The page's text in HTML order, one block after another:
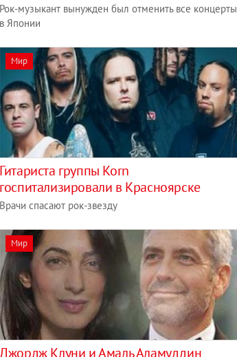
Рок-музыкант вынужден был отменить все концерты
в Японии
Мир
Гитариста группы Korn
госпитализировали в Красноярске
Врачи спасают рок-звезду
Мир
Джордж Клуни и Амаль Аламуддин